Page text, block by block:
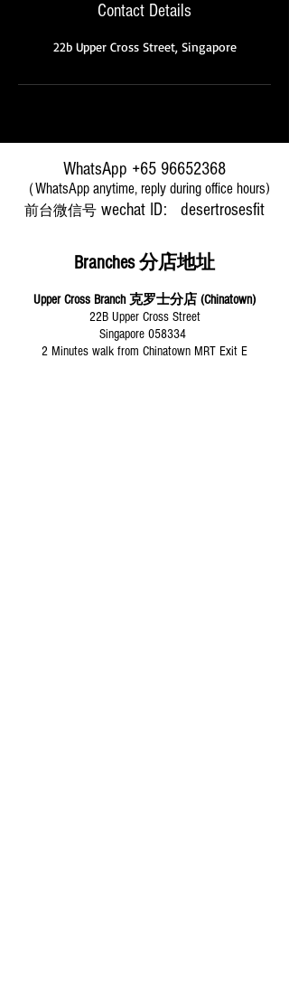
Contact Details
22b Upper Cross Street, Singapore
WhatsApp +65 96652368
（WhatsApp anytime, reply during office hours)
前台微信号 ​wechat ID: desertrosesfit
Branches 分店地址
Upper Cross Branch 克罗士分店 (Chinatown)
22B Upper Cross Street
Singapore 058334
2 Minutes walk from Chinatown MRT Exit E